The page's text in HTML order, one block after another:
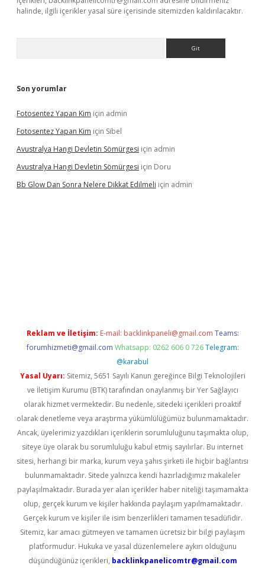
halinde, ilgili içerikler yasal süre içerisinde sitemizden kaldırılacaktır.
Son yorumlar
Fotosentez Yapan Kim için admin
Fotosentez Yapan Kim için Sibel
Avustralya Hangi Devletin Sömürgesi için admin
Avustralya Hangi Devletin Sömürgesi için Doru
Bb Glow Dan Sonra Nelere Dikkat Edilmeli için admin
Reklam ve İletişim: E-mail: backlinkpaneli@gmail.com Teams:
forumhizmeti@gmail.com Whatsapp: 0262 606 0 726 Telegram:
@karabul
Yasal Uyarı: Sitemiz, 5651 Sayılı Kanun gereğince Bilgi Teknolojileri
ve İletişim Kurumu (BTK) tarafından onaylanmış bir Yer Sağlayıcı
olarak hizmet vermektedir. Bu nedenle, sitedeki içerikleri proaktif
olarak denetleme veya araştırma yükümlülüğümüz bulunmamaktadır.
Ancak, üyelerimiz yazdıkları içeriklerin sorumluluğunu taşımakta olup,
siteye üye olarak bu sorumluluğu kabul etmiş sayılırlar. Bu internet
sitesi, herhangi bir marka, kurum veya şahıs şirketi ile hiçbir bağlantısı
bulunmamaktadır. Sitede yalnızca kendi hazırladığımız makaleler
paylaşılmaktadır. Burada yer alan içerikler haber niteliği taşımamakta
olup, gerçek kurum ve kişiler hakkında paylaşım yapılmamaktadır.
Gerçek kurum ve kişiler ile isim benzerlikleri tamamen tesadüfidir.
Sitemiz, kar amacı gütmeyen ve tamamen ücretsiz bir bilgi paylaşım
platformudur. Hukuka ve yasal düzenlemelere aykırı olduğunu
düşündüğünüz içerikleri, backlinkpanelicomtr@gmail.com